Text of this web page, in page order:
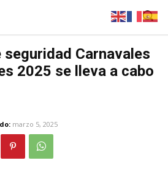
Carnavales
2025 se lleva a cabo
marzo 5, 2025